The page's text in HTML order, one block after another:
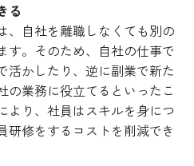
る
、自社を離職しなくても別の
す。そのため、自社の仕事で
活かしたり、逆に副業で新た
の業務に役立てるといったこ
より、社員はスキルを身につ
研修をするコストを削減でき